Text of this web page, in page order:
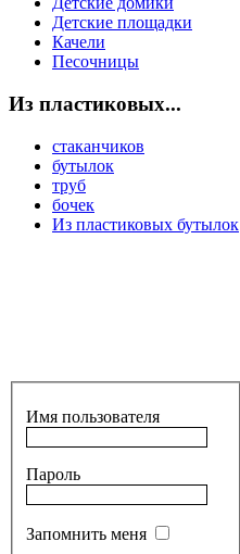
Детские площадки
Качели
Песочницы
Из пластиковых...
стаканчиков
бутылок
труб
бочек
Из пластиковых бутылок
Имя пользователя
Пароль
Запомнить меня